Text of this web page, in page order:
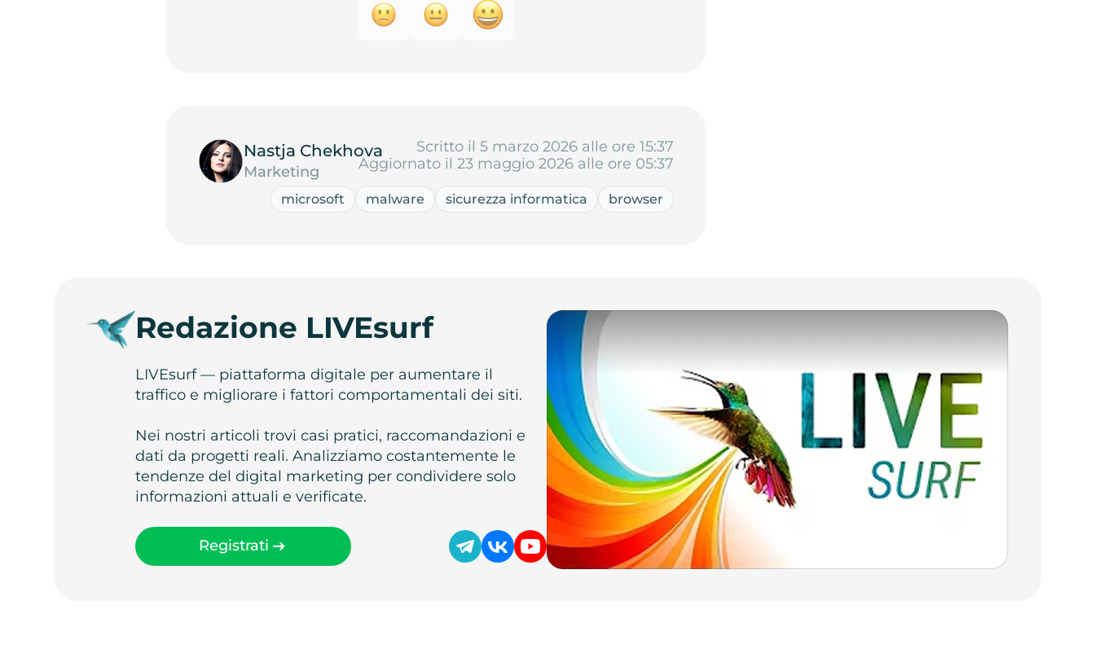
Nastja Chekhova
Marketing
Scritto il 5 marzo 2026 alle ore 15:37
Aggiornato il 23 maggio 2026 alle ore 05:37
microsoft malware sicurezza informatica browser
Redazione LIVEsurf
LIVEsurf — piattaforma digitale per aumentare il
traffico e migliorare i fattori comportamentali dei siti.
Nei nostri articoli trovi casi pratici, raccomandazioni e
dati da progetti reali. Analizziamo costantemente le
tendenze del digital marketing per condividere solo
informazioni attuali e verificate.
Registrati